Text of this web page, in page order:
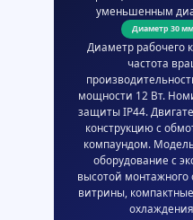
уменьшенным
Диаметр 30
Диаметр рабочего
частота
мощности 12 Вт.
защиты IP44.
конструкцию с
компаундом.
оборудование с
высотой монтажного
витрины,